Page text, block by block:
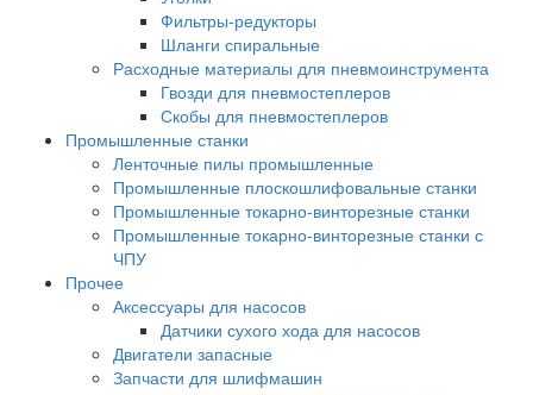
Фильтры-редукторы
Шланги спиральные
Расходные материалы для пневмоинструмента
Гвозди для пневмостеплеров
Скобы для пневмостеплеров
Промышленные станки
Ленточные пилы промышленные
Промышленные плоскошлифовальные станки
Промышленные токарно-винторезные станки
Промышленные токарно-винторезные станки с
ЧПУ
Прочее
Аксессуары для насосов
Датчики сухого хода для насосов
Двигатели запасные
Запчасти для шлифмашин